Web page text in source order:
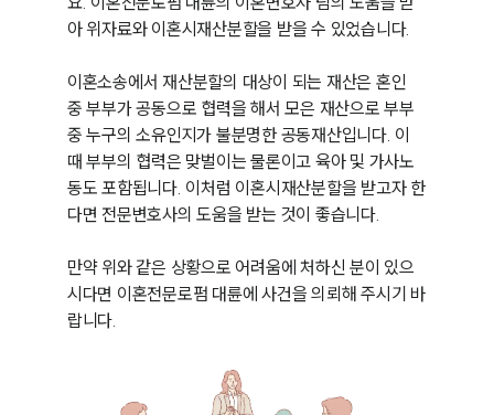
아 위자료와 이혼시재산분할을 받을 수 있었습니다.
이혼소송에서 재산분할의 대상이 되는 재산은 혼인
중 부부가 공동으로 협력을 해서 모은 재산으로 부부
중 누구의 소유인지가 불분명한 공동재산입니다. 이
때 부부의 협력은 맞벌이는 물론이고 육아 및 가사노
동도 포함됩니다. 이처럼 이혼시재산분할을 받고자 한
다면 전문변호사의 도움을 받는 것이 좋습니다.
만약 위와 같은 상황으로 어려움에 처하신 분이 있으
시다면 이혼전문로펌 대륜에 사건을 의뢰해 주시기 바
랍니다.